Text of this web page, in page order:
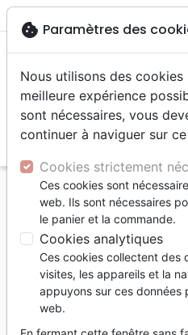
menu
Accueil Livres
Eglise
Une bonne église ... elle
terre ?
Une bonne église
ou sort de terre ?
ESTERMAN VINCENT
cookie Paramètres des
Nous utilisons des
meilleure expérience
sont nécessaires, vous
continuer à naviguer sur
Cookies strictement
Ces cookies sont
web. Ils sont nécessaires
le panier et la commande.
Cookies analytiques
Ces cookies collectent des
visites, les appareils et la
appuyons sur ces données
web.